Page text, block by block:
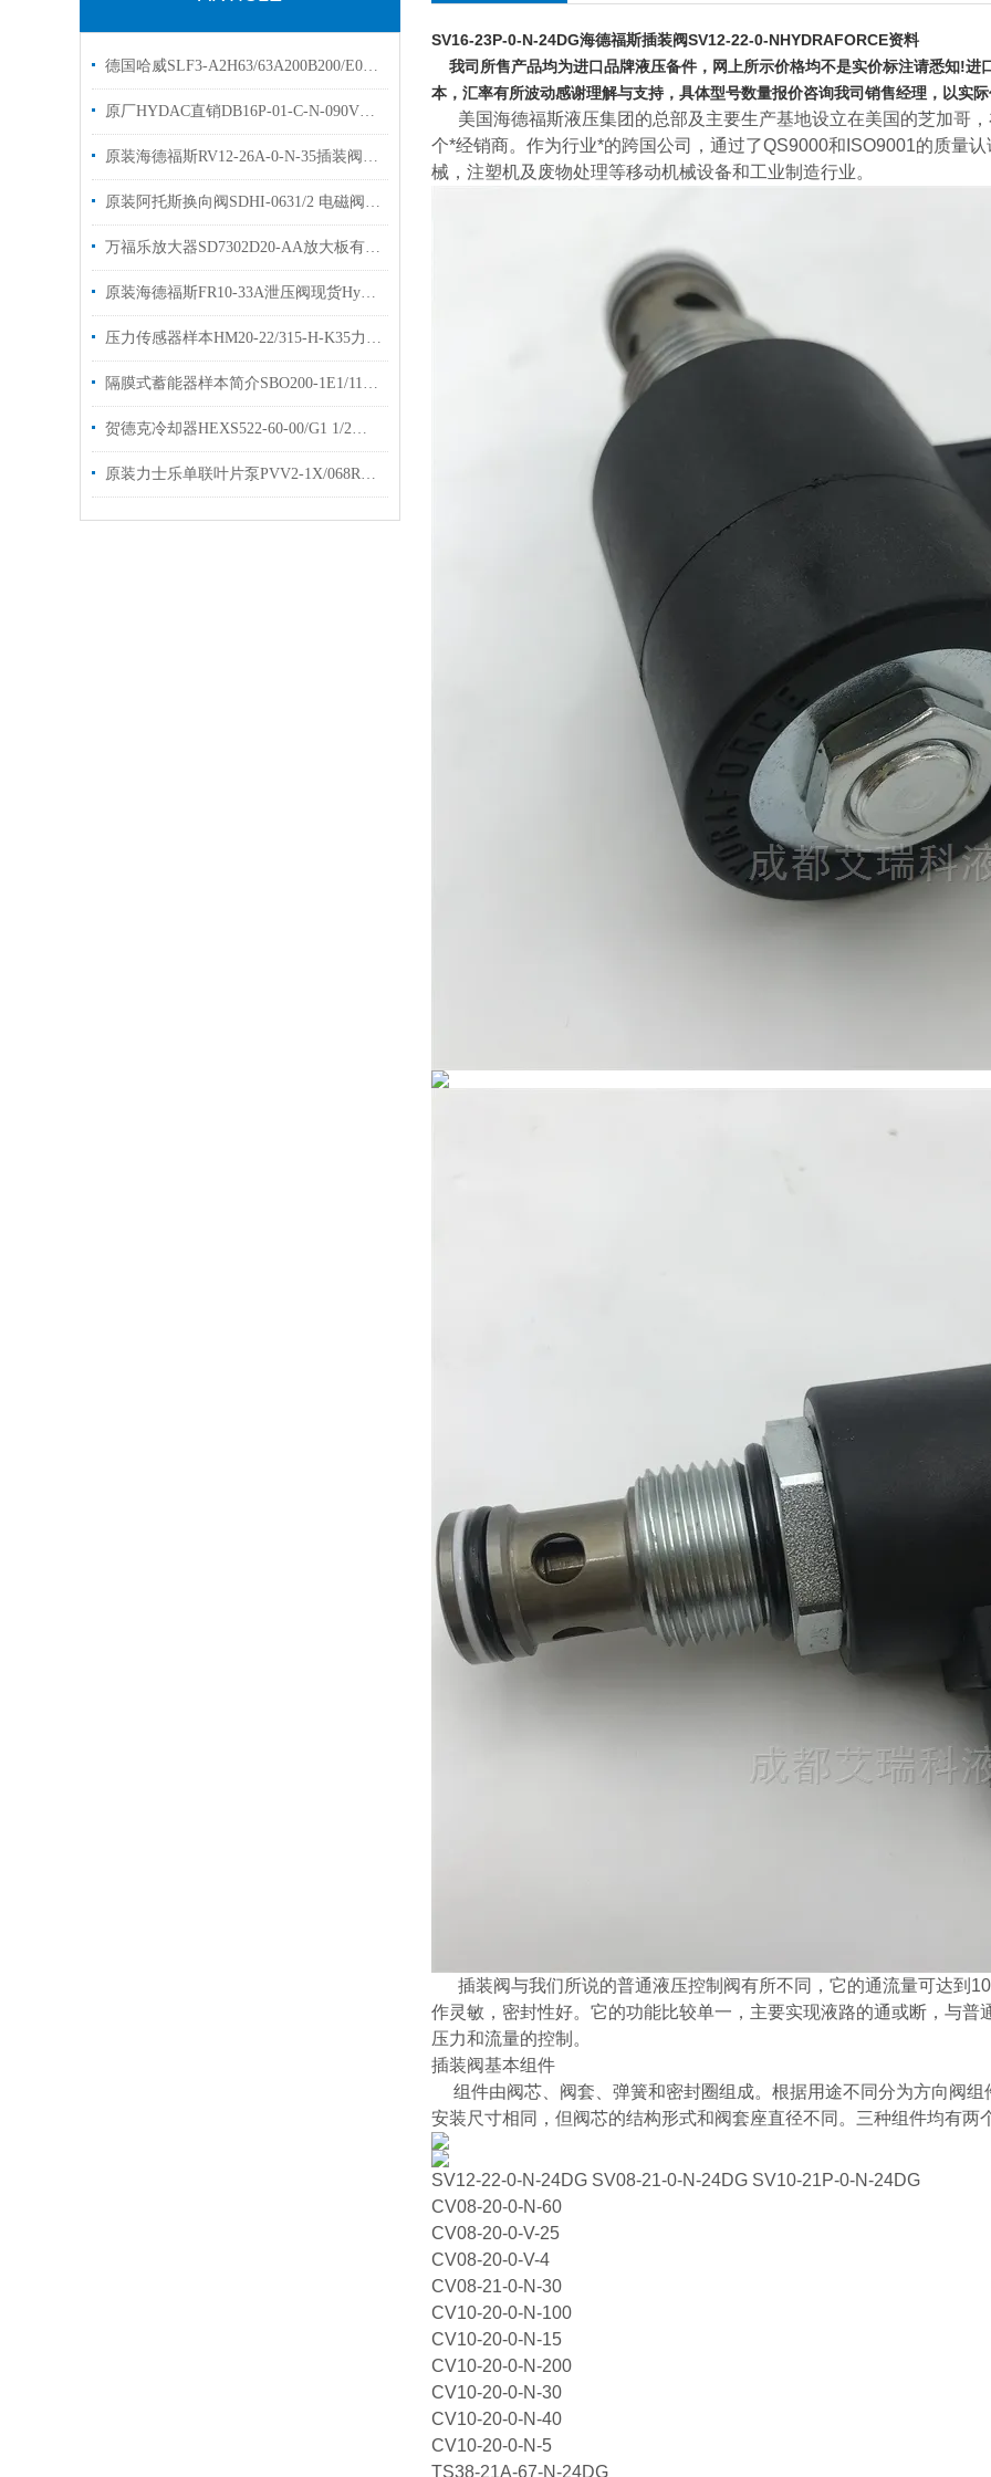
德国哈威SLF3-A2H63/63A200B200/E0多路阀阀片原装出售
原厂HYDAC直销DB16P-01-C-N-090V德国贺德克插装阀
原装海德福斯RV12-26A-0-N-35插装阀现货出售
原装阿托斯换向阀SDHI-0631/2 电磁阀现货
万福乐放大器SD7302D20-AA放大板有库存欢迎选购
原装海德福斯FR10-33A泄压阀现货Hydraforce流量阀
压力传感器样本HM20-22/315-H-K35力士乐优势出售
隔膜式蓄能器样本简介SBO200-1E1/112A9-200AK贺德克
贺德克冷却器HEXS522-60-00/G1 1/2换热器3383910原装出售
原装力士乐单联叶片泵PVV2-1X/068RA15技术样本
SV16-23P-0-N-24DG海德福斯插装阀SV12-22-0-NHYDRAFORCE资料
我司所售产品均为进口品牌液压备件，网上所示价格均不是实价标注请悉知!进
本，汇率有所波动感谢理解与支持，具体型号数量报价咨询我司销售经理，以实
美国海德福斯液压集团的总部及主要生产基地设立在美国的芝加哥
个*经销商。作为行业*的跨国公司，通过了QS9000和ISO9001的质量
械，注塑机及废物处理等移动机械设备和工业制造行业。
插装阀与我们所说的普通液压控制阀有所不同，它的通流量可达到
作灵敏，密封性好。它的功能比较单一，主要实现液路的通或断，与
压力和流量的控制。
插装阀基本组件
组件由阀芯、阀套、弹簧和密封圈组成。根据用途不同分为方向阀
安装尺寸相同，但阀芯的结构形式和阀套座直径不同。三种组件均有两
SV12-22-0-N-24DG SV08-21-0-N-24DG SV10-21P-0-N-24DG
CV08-20-0-N-60
CV08-20-0-V-25
CV08-20-0-V-4
CV08-21-0-N-30
CV10-20-0-N-100
CV10-20-0-N-15
CV10-20-0-N-200
CV10-20-0-N-30
CV10-20-0-N-40
CV10-20-0-N-5
TS38-21A-67-N-24DG